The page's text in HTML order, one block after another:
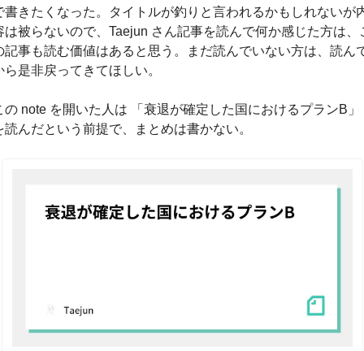
書きたくなった。タイトルが釣りと言われるかもしれないが
は被らないので、Taejun さん記事を読んで何か感じた方は、
記事も読む価値はあると思う。まだ読んでいない方は、読ん
ら是非戻ってきてほしい。
の note を開いた人は 「衰退が確定した国におけるプランB」
読んだという前提で、まとめは書かない。